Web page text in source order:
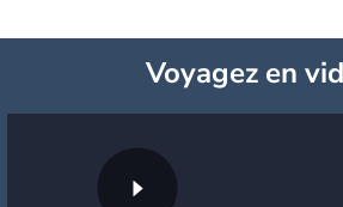
Voyagezen